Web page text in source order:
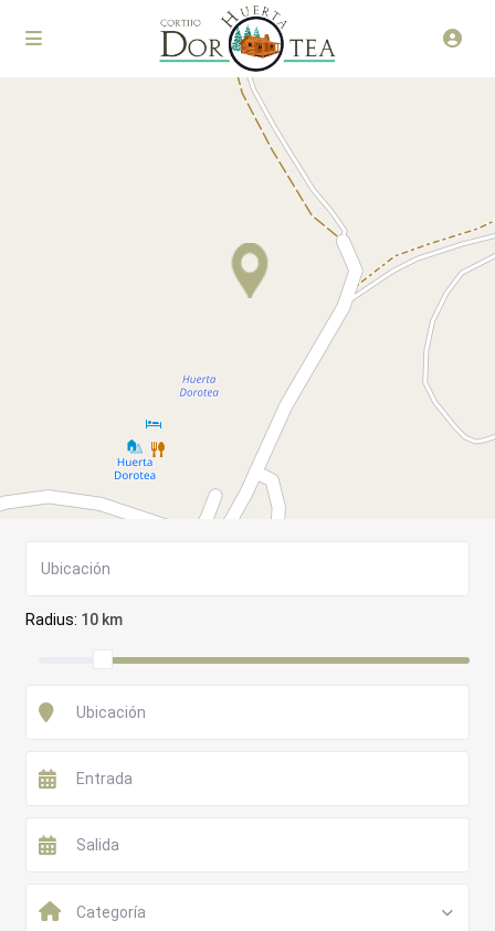
Loading Maps
Radius: 10 km
Categoría